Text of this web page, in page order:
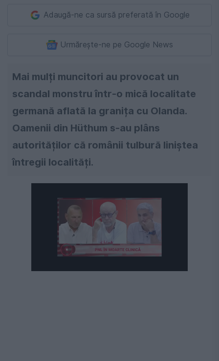
Adaugă-ne ca sursă preferată în Google
Urmărește-ne pe Google News
Mai mulți muncitori au provocat un
scandal monstru într-o mică localitate
germană aflată la granița cu Olanda.
Oamenii din Hüthum s-au plâns
autorităților că românii tulbură liniștea
întregii localități.